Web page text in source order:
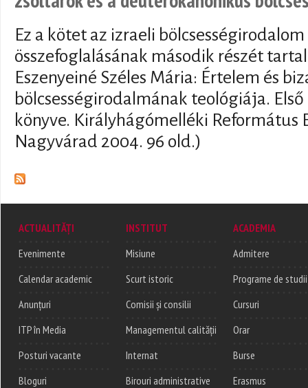
Ez a kötet az izraeli
összefoglalásának második részét
Eszenyeiné Széles Mária: Értelem és
bölcsességirodalmának teológiája. Első
könyve. Királyhágómelléki Református
Nagyvárad 2004. 96 old.)
ACTUALITĂȚI
Evenimente
Calendar academic
Anunțuri
ITP în Media
Posturi vacante
Bloguri
INSTITUT
Misiune
Scurt istoric
Comisii și consilii
Managementul calității
Internat
Birouri administrative
ACADEMIA
Admitere
Programe de studii
Cursuri
Orar
Burse
Erasmus